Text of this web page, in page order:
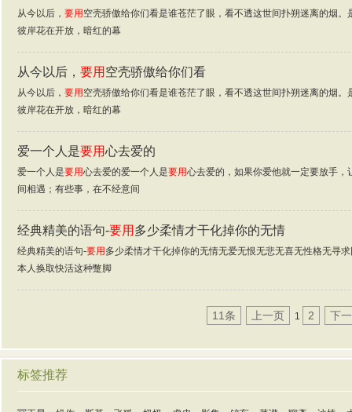
从今以后， 要用 空壳骄傲给你们看是谁苍茫了眼，看不透这世间扑朔迷离的烟
彼岸花在开放，暗红的幕
从今以后， 要用 空壳骄傲给你们看
从今以后， 要用 空壳骄傲给你们看是谁苍茫了眼，看不透这世间扑朔迷离的烟
彼岸花在开放，暗红的幕
爱一个人是要用心去爱的
爱一个人是要用心去爱的爱一个人是要用心去爱的，如果你爱他就一定要放手
间相遇；有些事，在不经意间
经典精美的语句-要用 多少柔情才干化掉你的无情
经典精美的语句-要用 多少柔情才干化掉你的无情无爱无恨无悲无喜无性格无寻
本人换取快活这种蹩脚
11条 上一页 1 2 下
标签推荐